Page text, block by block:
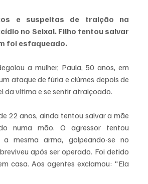
e suspeitas de traição na
no Seixal. Filho tentou salvar
foi esfaqueado.
a mulher, Paula, 50 anos, em
ataque de fúria e ciúmes depois de
da vítima e se sentir atraiçoado.
22 anos, ainda tentou salvar a mãe
numa mão. O agressor tentou
a mesma arma, golpeando-se no
após ser operado. Foi detido
casa. Aos agentes exclamou: "Ela